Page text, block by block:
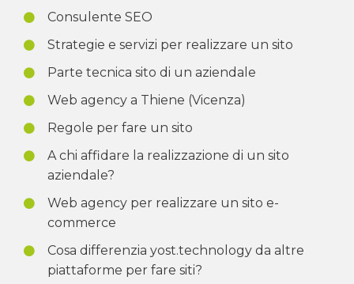
Consulente SEO
Strategie e servizi per realizzare un sito
Parte tecnica sito di un aziendale
Web agency a Thiene (Vicenza)
Regole per fare un sito
A chi affidare la realizzazione di un sito
aziendale?
Web agency per realizzare un sito e-
commerce
Cosa differenzia yost.technology da altre
piattaforme per fare siti?